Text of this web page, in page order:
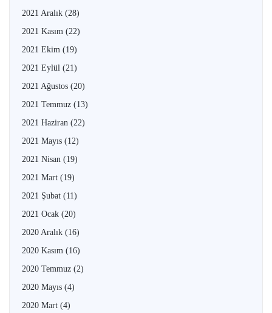
2021 Aralık (28)
2021 Kasım (22)
2021 Ekim (19)
2021 Eylül (21)
2021 Ağustos (20)
2021 Temmuz (13)
2021 Haziran (22)
2021 Mayıs (12)
2021 Nisan (19)
2021 Mart (19)
2021 Şubat (11)
2021 Ocak (20)
2020 Aralık (16)
2020 Kasım (16)
2020 Temmuz (2)
2020 Mayıs (4)
2020 Mart (4)